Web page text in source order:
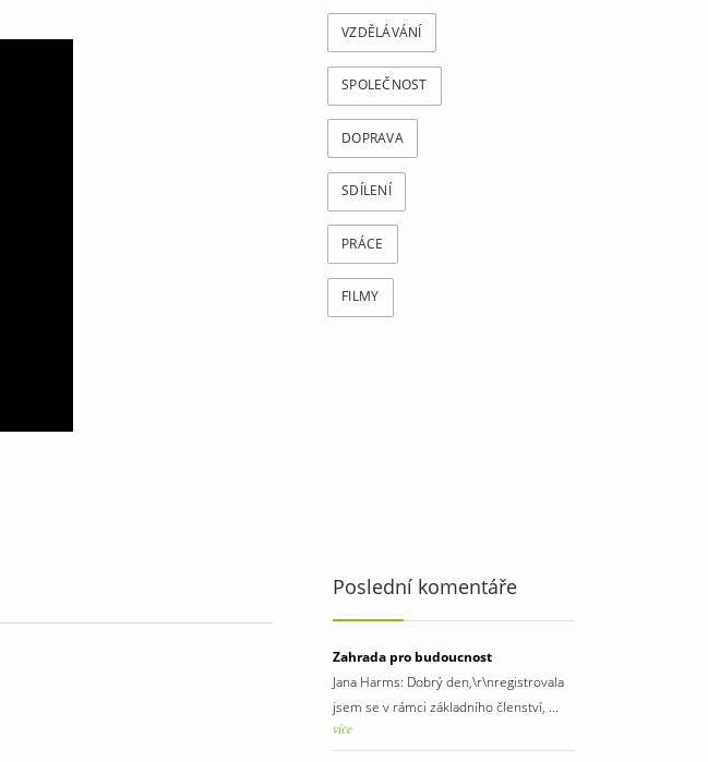
VZDĚLÁVÁNÍ
SPOLEČNOST
DOPRAVA
SDÍLENÍ
PRÁCE
FILMY
Poslední komentáře
Zahrada pro budoucnost
Jana Harms: Dobrý den,\r\nregistrovala
jsem se v rámci základního členství, ...
více